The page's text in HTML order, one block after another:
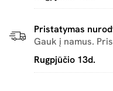
Pristatymas
Gauk į namus.
Rugpjūčio 13d.